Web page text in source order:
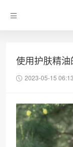
使用护肤精油
2023-05-15